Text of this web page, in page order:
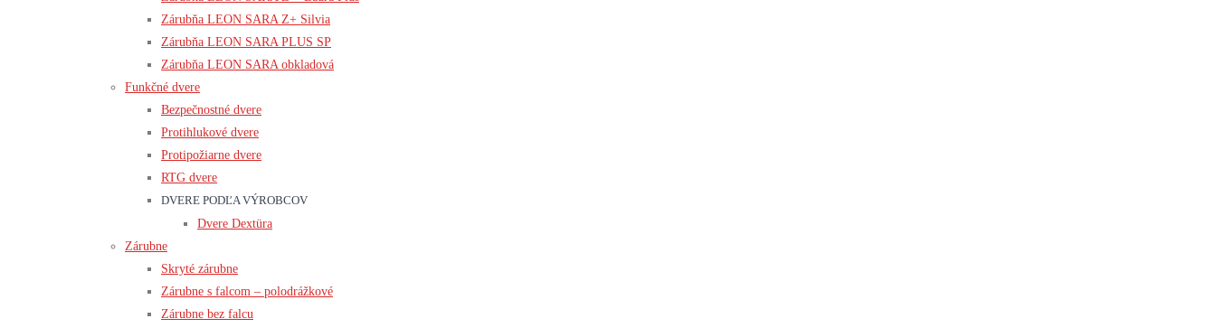
Zárubňa LEON SARA Z+ Silvia
Zárubňa LEON SARA PLUS SP
Zárubňa LEON SARA obkladová
Funkčné dvere
Bezpečnostné dvere
Protihlukové dvere
Protipožiarne dvere
RTG dvere
DVERE PODĽA VÝROBCOV
Dvere Dextüra
Zárubne
Skryté zárubne
Zárubne s falcom – polodrážkové
Zárubne bez falcu